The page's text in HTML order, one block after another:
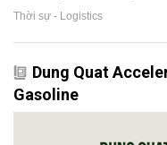
Thời sự - Logistics
Dung Quat
Gasoline